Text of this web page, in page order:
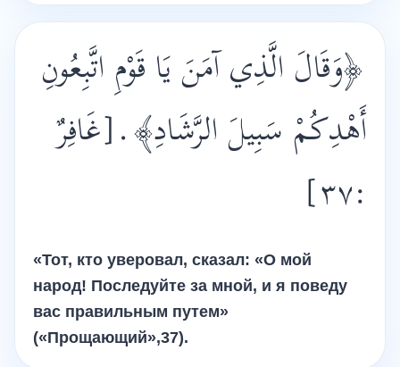
﴿وَقَالَ الَّذِي آمَنَ يَا قَوْمِ اتَّبِعُونِ
أَهْدِكُمْ سَبِيلَ الرَّشَادِ﴾.[غَافِرٌ
:٣٧]
«Тот, кто уверовал, сказал: «О мой
народ! Последуйте за мной, и я поведу
вас правильным путем»
(«Прощающий»,37).